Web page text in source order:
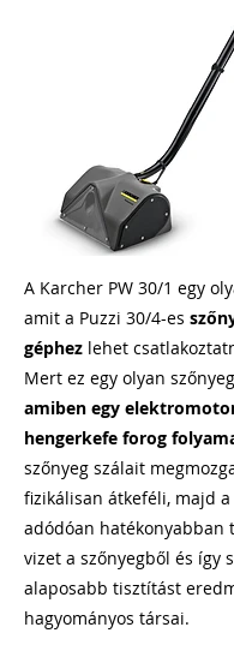
A Karcher PW 30/1 egy
amit a Puzzi 30/4-es
géphez lehet
Mert ez egy olyan
amiben egy
hengerkefe forog
szőnyeg szálait
fizikálisan átkeféli, majd
adódóan hatékonyabban
vizet a szőnyegből és így
alaposabb tisztítást
hagyományos társai.